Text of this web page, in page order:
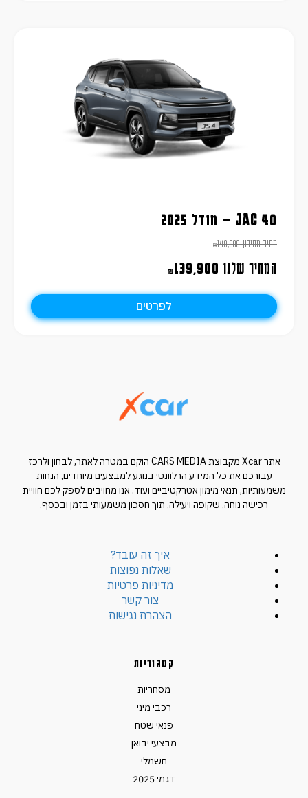
JAC 40 – מודל 2025
מחיר מחירון ₪149,900
המחיר שלנו ₪139,900
לפרטים
אתר Xcar מקבוצת CARS MEDIA הוקם במטרה לאתר, לבחון ולרכז
עבורכם את כל המידע הרלוונטי בנוגע למבצעים מיוחדים, הנחות
משמעותיות, תנאי מימון אטרקטיביים ועוד. אנו מחויבים לספק לכם חוויית
רכישה נוחה, שקופה ויעילה, תוך חסכון משמעותי בזמן ובכסף.
איך זה עובד?
שאלות נפוצות
מדיניות פרטיות
צור קשר
הצהרת נגישות
קטגוריות
מסחריות
רכבי מיני
פנאי שטח
מבצעי יבואן
חשמלי
דגמי 2025